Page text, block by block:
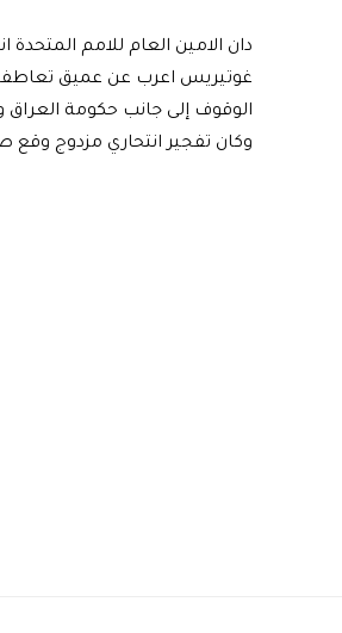
دان الامين العام للامم
غوتيريس اعرب عن عميق تعاطفه
الوقوف إلى جانب حكومة
وكان تفجير انتحاري مزدوج